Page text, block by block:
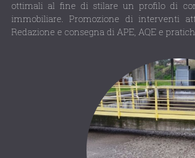
ottimali al fine di stilare un profilo di
immobiliare. Promozione di interventi
Redazione e consegna di APE, AQE e